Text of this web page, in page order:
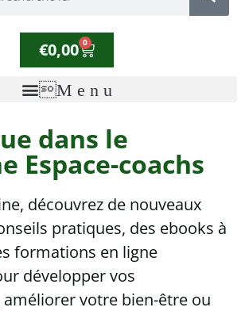
€0,00 0
dans le
Espace-coachs
découvrez de nouveaux
pratiques, des ebooks à
formations en ligne
développer vos
votre bien-être ou